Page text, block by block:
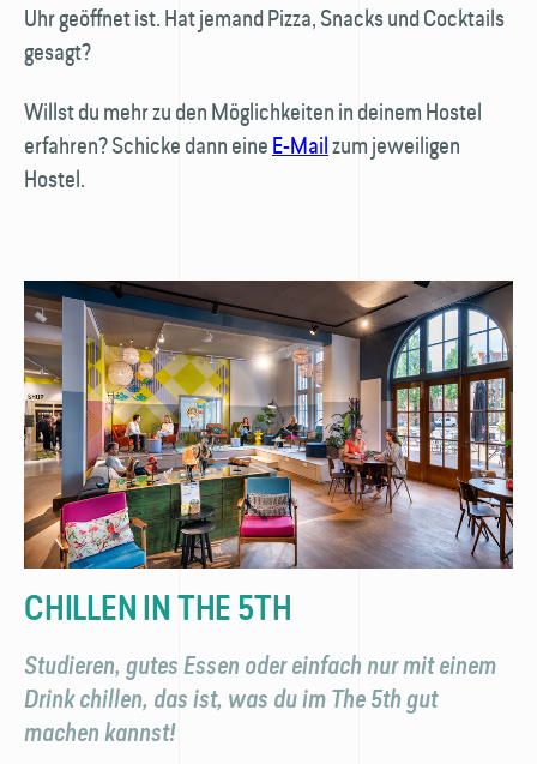
Uhr geöffnet ist. Hat jemand Pizza, Snacks und Cocktails
gesagt?
Willst du mehr zu den Möglichkeiten in deinem Hostel
erfahren? Schicke dann eineE-Mailzum jeweiligen
Hostel.
CHILLEN IN THE 5TH
Studieren, gutes Essen oder einfach nur mit einem
Drink chillen, das ist, was du im The 5th gut
machen kannst!